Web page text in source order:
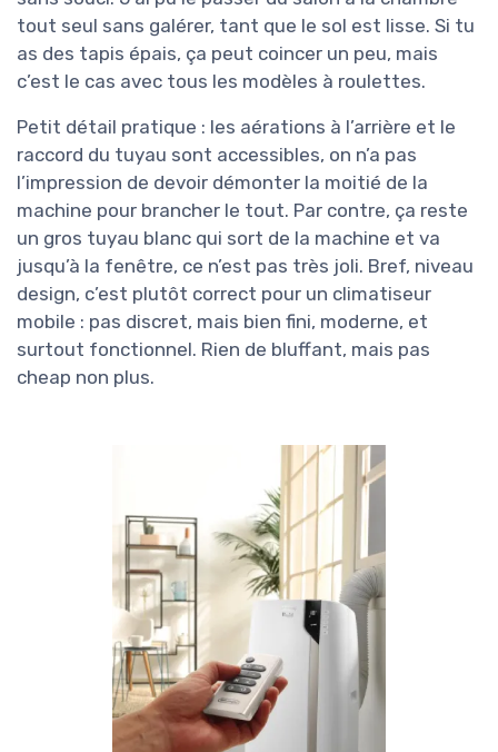
tout seul sans galérer, tant que le sol est lisse. Si tu
as des tapis épais, ça peut coincer un peu, mais
c’est le cas avec tous les modèles à roulettes.
Petit détail pratique : les aérations à l’arrière et le
raccord du tuyau sont accessibles, on n’a pas
l’impression de devoir démonter la moitié de la
machine pour brancher le tout. Par contre, ça reste
un gros tuyau blanc qui sort de la machine et va
jusqu’à la fenêtre, ce n’est pas très joli. Bref, niveau
design, c’est plutôt correct pour un climatiseur
mobile : pas discret, mais bien fini, moderne, et
surtout fonctionnel. Rien de bluffant, mais pas
cheap non plus.